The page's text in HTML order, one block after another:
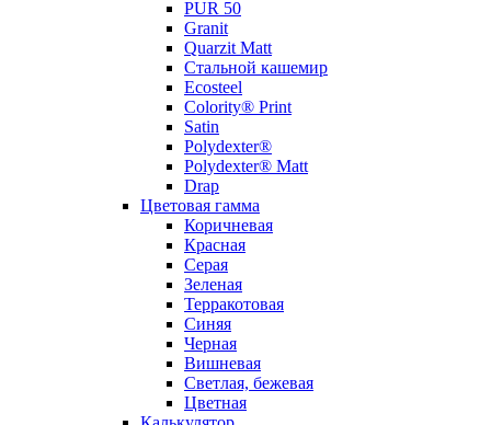
PUR 50
Granit
Quarzit Matt
Стальной кашемир
Ecosteel
Colority® Print
Satin
Polydexter®
Polydexter® Matt
Drap
Цветовая гамма
Коричневая
Красная
Серая
Зеленая
Терракотовая
Синяя
Черная
Вишневая
Светлая, бежевая
Цветная